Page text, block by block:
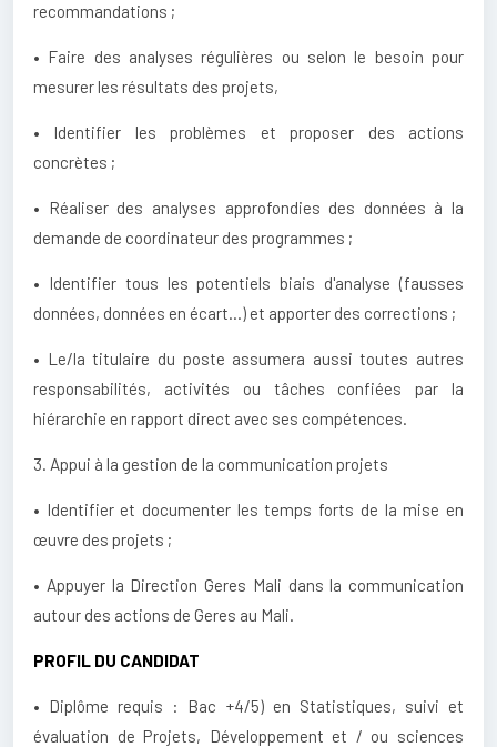
recommandations ;
• Faire des analyses régulières ou selon le besoin pour
mesurer les résultats des projets,
• Identifier les problèmes et proposer des actions
concrètes ;
• Réaliser des analyses approfondies des données à la
demande de coordinateur des programmes ;
• Identifier tous les potentiels biais d'analyse (fausses
données, données en écart...) et apporter des corrections ;
• Le/la titulaire du poste assumera aussi toutes autres
responsabilités, activités ou tâches confiées par la
hiérarchie en rapport direct avec ses compétences.
3. Appui à la gestion de la communication projets
• Identifier et documenter les temps forts de la mise en
œuvre des projets ;
• Appuyer la Direction Geres Mali dans la communication
autour des actions de Geres au Mali.
PROFIL DU CANDIDAT
• Diplôme requis : Bac +4/5) en Statistiques, suivi et
évaluation de Projets, Développement et / ou sciences